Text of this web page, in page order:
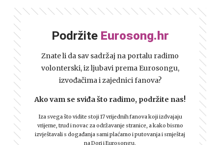
Podržite Eurosong.hr
Znate li da sav sadržaj na portalu radimo
volonterski, iz ljubavi prema Eurosongu,
izvođačima i zajednici fanova?
Ako vam se sviđa što radimo, podržite nas!
Iza svega što vidite stoji 17 vrijednih fanova koji izdvajaju
vrijeme, trud i novac za održavanje stranice, a kako bismo
izvještavali s događanja sami plaćamo i putovanja i smještaj
na Dori i Eurosongu.